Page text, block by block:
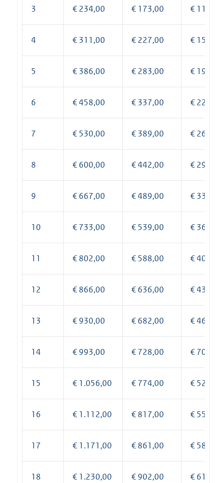
3 € 234,00 € 173,00 €
4 € 311,00 € 227,00 €
5 € 386,00 € 283,00 €
6 € 458,00 € 337,00 €
7 € 530,00 € 389,00 €
8 € 600,00 € 442,00 €
9 € 667,00 € 489,00 €
10 € 733,00 € 539,00 €
11 € 802,00 € 588,00 €
12 € 866,00 € 636,00 €
13 € 930,00 € 682,00 €
14 € 993,00 € 728,00 €
15 € 1.056,00 € 774,00 €
16 € 1.112,00 € 817,00 €
17 € 1.171,00 € 861,00 €
18 € 1.230,00 € 902,00 €